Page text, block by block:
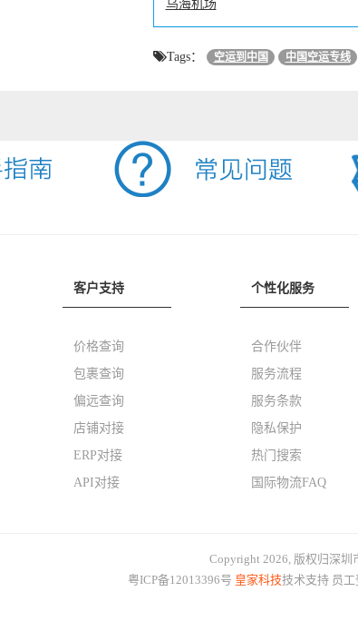
乌海机场
Tags： 空运到中国 中国空运专线
客户支持
价格查询
包裹查询
偏远查询
店铺对接
ERP对接
API对接
个性化服务
合作伙伴
服务流程
服务条款
隐私保护
热门搜索
国际物流FAQ
Copyright 2026, 版权归深
粤ICP备12013396号 皇家科技技术支持 员